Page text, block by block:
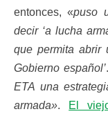
entonces, «puso
decir ‘a lucha
que permita abrir
Gobierno español’.
ETA una
armada».
El